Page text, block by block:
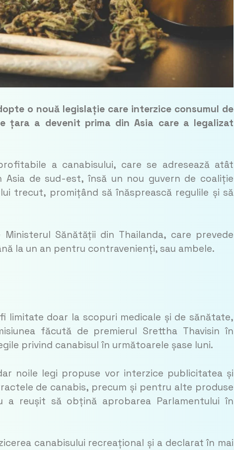
o nouă legislație care interzice consumul de
țara a devenit prima din Asia care a legalizat
a canabisului, care se adresează atât
de sud-est, însă un nou guvern de coaliție
trecut, promițând să înăsprească regulile și să
Sănătății din Thailanda, care prevede
la un an pentru contravenienți, sau ambele.
limitate doar la scopuri medicale și de sănătate,
făcută de premierul Srettha Thavisin în
privind canabisul în următoarele șase luni.
noile legi propuse vor interzice publicitatea și
de canabis, precum și pentru alte produse
reușit să obțină aprobarea Parlamentului în
canabisului recreațional și a declarat în mai